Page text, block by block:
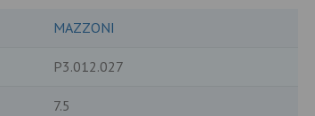
MAZZONI
P3.012.027
7.5